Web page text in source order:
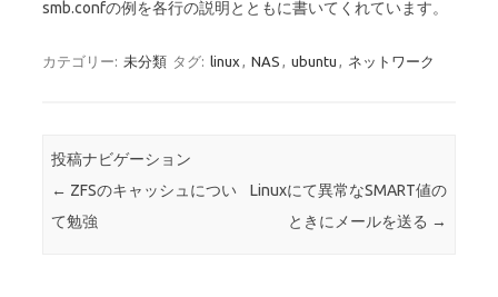
smb.confの例を各行の説明とともに書いてくれています。
カテゴリー: 未分類 タグ: linux NAS ubuntu ネットワーク
投稿ナビゲーション
← ZFSのキャッシュについ
て勉強
Linuxにて異常なSMART値の
ときにメールを送る →